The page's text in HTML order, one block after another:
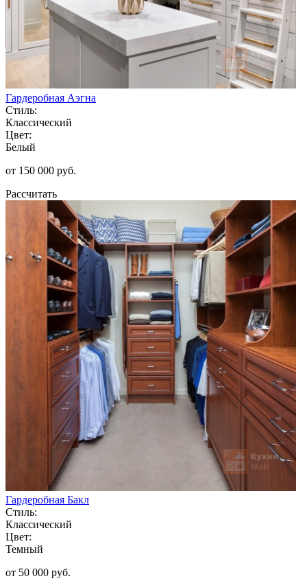
Гардеробная Аэгна
Стиль:
Классический
Цвет:
Белый
от 150 000 руб.
Рассчитать
Гардеробная Бакл
Стиль:
Классический
Цвет:
Темный
от 50 000 руб.